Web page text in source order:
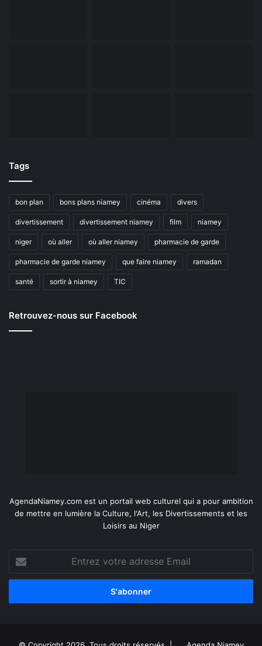
Tags
bon plan bons plans niamey cinéma divers
divertissement divertissement niamey film niamey
niger où aller où aller niamey pharmacie de garde
pharmacie de garde niamey que faire niamey ramadan
santé sortir à niamey TIC
Retrouvez-nous sur Facebook
AgendaNiamey.com est un portail web culturel qui a pour ambition
de mettre en lumière la Culture, l'Art, les Divertissements et les
Loisirs au Niger
votre
adresse